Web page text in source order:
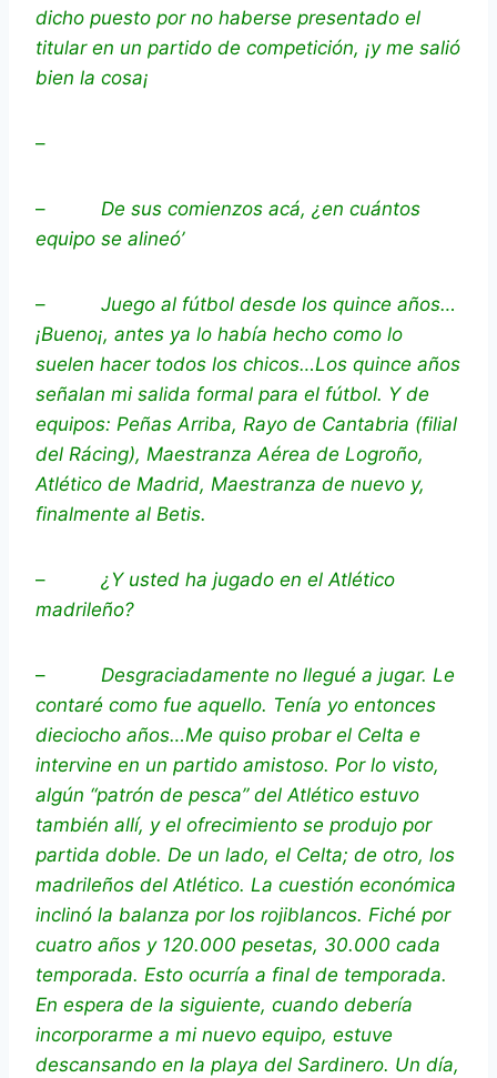
dicho puesto por no haberse presentado el
titular en un partido de competición, ¡y me salió
bien la cosa¡
–
– De sus comienzos acá, ¿en cuántos
equipo se alineó’
– Juego al fútbol desde los quince años…
¡Bueno¡, antes ya lo había hecho como lo
suelen hacer todos los chicos…Los quince años
señalan mi salida formal para el fútbol. Y de
equipos: Peñas Arriba, Rayo de Cantabria (filial
del Rácing), Maestranza Aérea de Logroño,
Atlético de Madrid, Maestranza de nuevo y,
finalmente al Betis.
– ¿Y usted ha jugado en el Atlético
madrileño?
– Desgraciadamente no llegué a jugar. Le
contaré como fue aquello. Tenía yo entonces
dieciocho años…Me quiso probar el Celta e
intervine en un partido amistoso. Por lo visto,
algún “patrón de pesca” del Atlético estuvo
también allí, y el ofrecimiento se produjo por
partida doble. De un lado, el Celta; de otro, los
madrileños del Atlético. La cuestión económica
inclinó la balanza por los rojiblancos. Fiché por
cuatro años y 120.000 pesetas, 30.000 cada
temporada. Esto ocurría a final de temporada.
En espera de la siguiente, cuando debería
incorporarme a mi nuevo equipo, estuve
descansando en la playa del Sardinero. Un día,